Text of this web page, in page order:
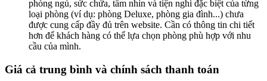
phòng ngủ, sức chứa, tầm nhìn và tiện nghi đặc biệt của từng
loại phòng (ví dụ: phòng Deluxe, phòng gia đình...) chưa
được cung cấp đầy đủ trên website. Cần có thông tin chi tiết
hơn để khách hàng có thể lựa chọn phòng phù hợp với nhu
cầu của mình.
Giá cả trung bình và chính sách thanh toán